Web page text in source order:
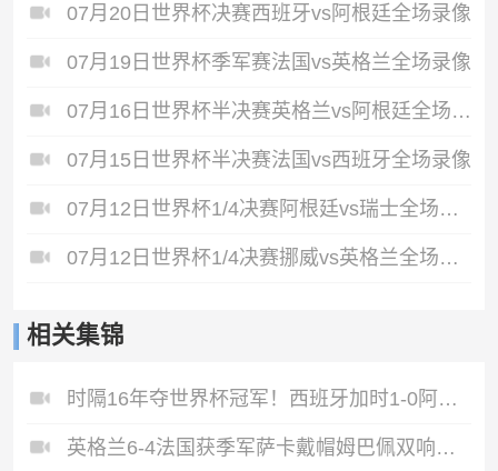
07月20日世界杯决赛西班牙vs阿根廷全场录像
07月19日世界杯季军赛法国vs英格兰全场录像
07月16日世界杯半决赛英格兰vs阿根廷全场录像
07月15日世界杯半决赛法国vs西班牙全场录像
07月12日世界杯1/4决赛阿根廷vs瑞士全场录像
07月12日世界杯1/4决赛挪威vs英格兰全场录像
相关集锦
时隔16年夺世界杯冠军！西班牙加时1-0阿根廷费兰制胜恩佐染红
英格兰6-4法国获季军萨卡戴帽姆巴佩双响创纪录奥利塞2助+失良机